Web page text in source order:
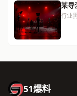
某导
行业
51爆料